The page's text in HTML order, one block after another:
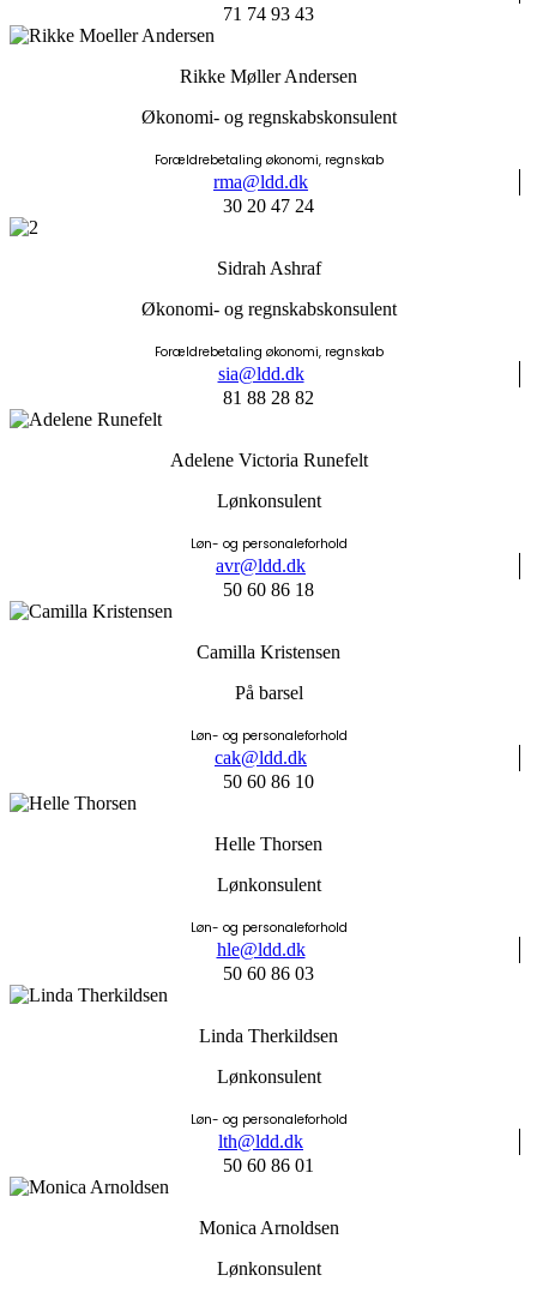
71 74 93 43
Rikke Møller Andersen
Økonomi- og regnskabskonsulent
Forældrebetaling økonomi, regnskab
rma@ldd.dk
30 20 47 24
Sidrah Ashraf
Økonomi- og regnskabskonsulent
Forældrebetaling økonomi, regnskab
sia@ldd.dk
81 88 28 82
Adelene Victoria Runefelt
Lønkonsulent
Løn- og personaleforhold
avr@ldd.dk
50 60 86 18
Camilla Kristensen
På barsel
Løn- og personaleforhold
cak@ldd.dk
50 60 86 10
Helle Thorsen
Lønkonsulent
Løn- og personaleforhold
hle@ldd.dk
50 60 86 03
Linda Therkildsen
Lønkonsulent
Løn- og personaleforhold
lth@ldd.dk
50 60 86 01
Monica Arnoldsen
Lønkonsulent